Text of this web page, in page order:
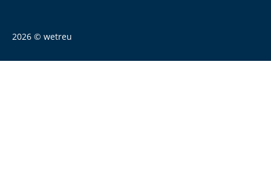
2026 © wetreu